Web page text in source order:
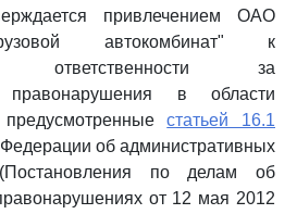
привлечением ОАО
автокомбинат" к
ответственности за
правонарушения в области
предусмотренныестатьей 16.1
об административных
по делам об
от 12 мая 2012